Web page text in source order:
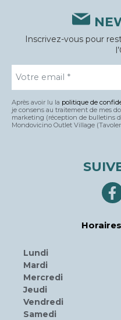
Inscrivez-vous pour
Après avoir lu la politique de
je consens au traitement de mes
marketing (réception de bulletins
Mondovicino Outlet Village
Lundi
Mardi
Mercredi
Jeudi
Vendredi
Samedi